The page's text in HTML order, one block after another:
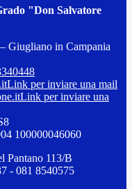
"Don Salvatore
Giugliano in Campania
Link per inviare una mail
Link per inviare una
100000046060
Pantano 113/B
- 081 8540575